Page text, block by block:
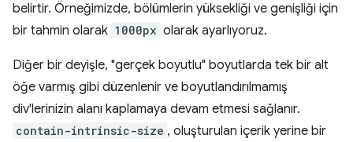
belirtir. Örneğimizde, bölümlerin yüksekliği ve genişliği için
bir tahmin olarak 1000px olarak ayarlıyoruz.
Diğer bir deyişle, "gerçek boyutlu" boyutlarda tek bir alt
öğe varmış gibi düzenlenir ve boyutlandırılmamış
div'lerinizin alanı kaplamaya devam etmesi sağlanır.
contain-intrinsic-size , oluşturulan içerik yerine bir